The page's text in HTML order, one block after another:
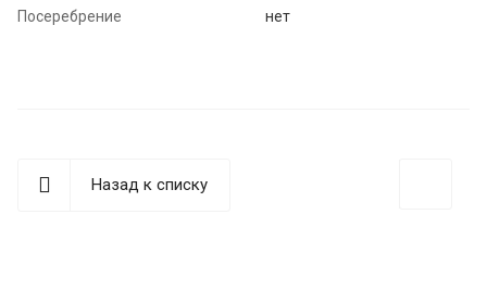
Посеребрение
нет
Назад к списку